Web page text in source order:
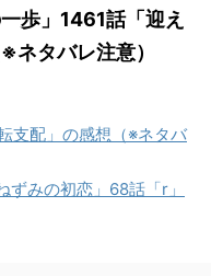
歩」1461話「迎え
ネタバレ注意）
支配」の感想（※ネタバ
ずみの初恋」68話「r」